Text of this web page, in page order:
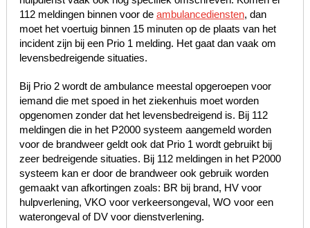
112 meldingen binnen voor de ambulancediensten, dan
moet het voertuig binnen 15 minuten op de plaats van het
incident zijn bij een Prio 1 melding. Het gaat dan vaak om
levensbedreigende situaties.
Bij Prio 2 wordt de ambulance meestal opgeroepen voor
iemand die met spoed in het ziekenhuis moet worden
opgenomen zonder dat het levensbedreigend is. Bij 112
meldingen die in het P2000 systeem aangemeld worden
voor de brandweer geldt ook dat Prio 1 wordt gebruikt bij
zeer bedreigende situaties. Bij 112 meldingen in het P2000
systeem kan er door de brandweer ook gebruik worden
gemaakt van afkortingen zoals: BR bij brand, HV voor
hulpverlening, VKO voor verkeersongeval, WO voor een
waterongeval of DV voor dienstverlening.